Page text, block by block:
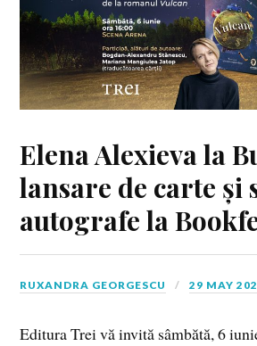
Elena Alexieva la
lansare de carte și
autografe la
RUXANDRA GEORGESCU 29 MAY
Editura Trei vă invită sâmbătă, 6